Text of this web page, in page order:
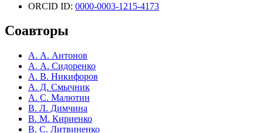
ORCID ID: 0000-0003-1215-4173
Соавторы
А. А. Антонов
А. А. Сидоренко
А. В. Никифоров
А. Д. Смычник
А. С. Малютин
В. Л. Димчина
В. М. Кириенко
В. С. Литвиненко